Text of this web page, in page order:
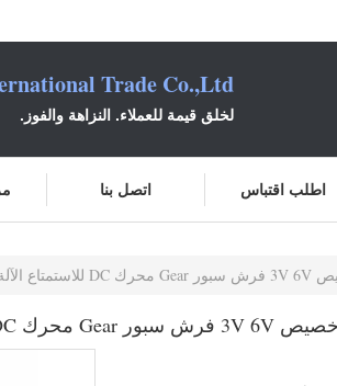
Trade Co.,Ltd
لخلق قيمة للعملاء. النزاهة والفوز.
اتصل بنا اطلب اقتباس